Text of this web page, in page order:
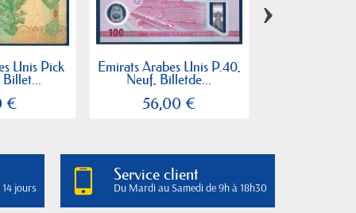
Unis Pick
Billet...
€
Emirats Arabes Unis P.40,
Neuf, Billetde...
56,00 €
›
jours
Service client
Du Mardi au Samedi de 9h à 18h30